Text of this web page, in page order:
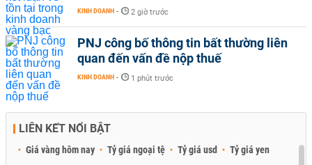
KINH DOANH - 2 giờ trước
PNJ công bố thông tin bất thường liên
quan đến vấn đề nộp thuế
KINH DOANH - 1 phút trước
LIÊN KẾT NỔI BẬT
Giá vàng hôm nay Tỷ giá ngoại tệ Tỷ giá usd
Tỷ giá yen